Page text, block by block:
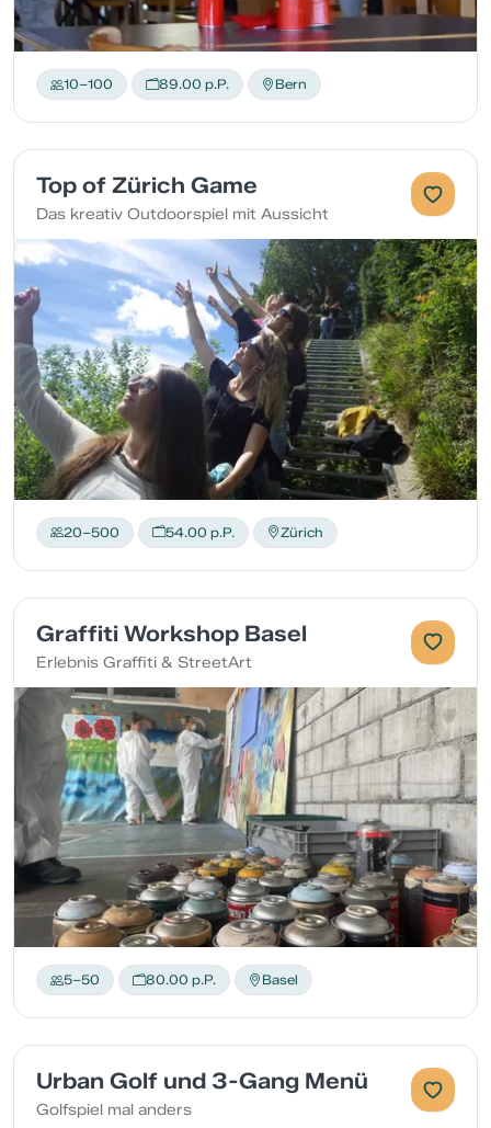
10–100 89.00 p.P. Bern
Top of Zürich Game
Das kreativ Outdoorspiel mit Aussicht
20–500 54.00 p.P. Zürich
Graffiti Workshop Basel
Erlebnis Graffiti & StreetArt
5–50 80.00 p.P. Basel
Urban Golf und 3-Gang Menü
Golfspiel mal anders